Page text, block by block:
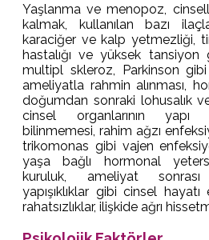
Yaşlanma ve menopoz,
kalmak, kullanılan bazı
karaciğer ve kalp yetmezliği,
hastalığı ve yüksek tansiyon
multipl skleroz, Parkinson
ameliyatla rahmin alınması,
doğumdan sonraki lohusalık
cinsel organlarının yapı
bilinmemesi, rahim ağzı
trikomonas gibi vajen
yaşa bağlı hormonal
kuruluk, ameliyat
yapışıklıklar gibi cinsel
rahatsızlıklar, ilişkide ağrı